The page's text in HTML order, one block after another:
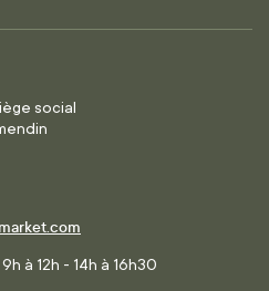
social
à 12h - 14h à 16h30